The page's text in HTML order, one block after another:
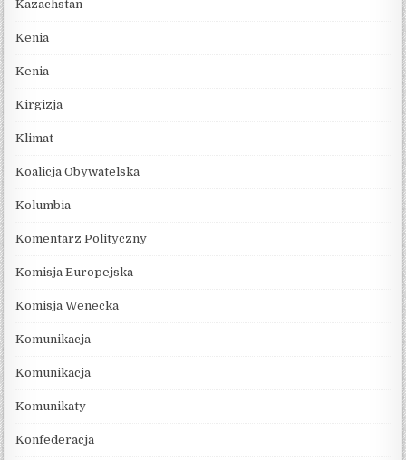
Kazachstan
Kenia
Kenia
Kirgizja
Klimat
Koalicja Obywatelska
Kolumbia
Komentarz Polityczny
Komisja Europejska
Komisja Wenecka
Komunikacja
Komunikacja
Komunikaty
Konfederacja